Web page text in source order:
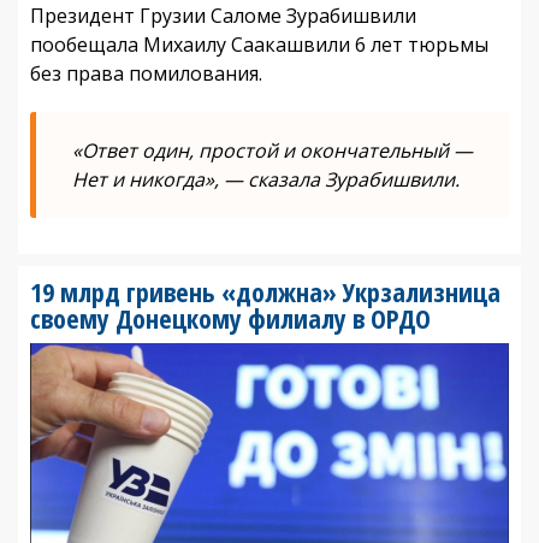
Президент Грузии Саломе Зурабишвили
пообещала Михаилу Саакашвили 6 лет тюрьмы
без права помилования.
«Ответ один, простой и окончательный —
Нет и никогда», — сказала Зурабишвили.
19 млрд гривень «должна» Укрзализница
своему Донецкому филиалу в ОРДО